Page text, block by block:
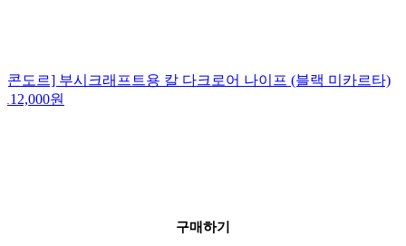
구매하기
[콘도르] 부시크래프트용 칼 다크로어 나이프 (블랙 미카르타)
112,000원